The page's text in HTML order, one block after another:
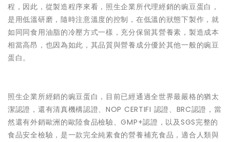
程，因此，從製造程序來看，照生企業所代理經銷的豌豆蛋白，
是用低溫研磨，隨時注意溫度的控制，在低溫的狀態下製作，就
如同同食用油脂的冷壓方式一樣，充分保留其營養素，製造成本
相當高昂，也因為如此，其品質與營養成分優於其他一般的豌豆
蛋白。
照生企業所經銷的豌豆蛋白，目前已經通過全世界最嚴格的猶太
潔認證，還有清真機構認證、NOP CERTIFI 認證、BRC認證，當
然還有外銷歐洲的歐陸食品檢驗、GMP+認證，以及SGS完整的
食品安全檢驗，是一款完全純素食的營養補充食品，適合人類與